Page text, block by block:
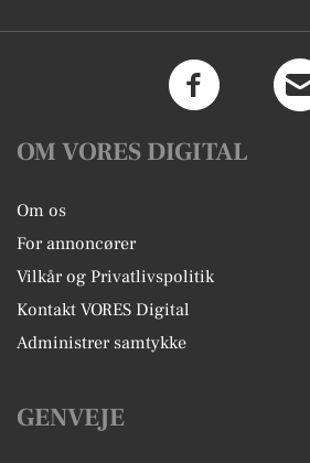
OM VORES DIGITAL
Om os
For annoncører
Vilkår og Privatlivspolitik
Kontakt VORES Digital
Administrer samtykke
GENVEJE